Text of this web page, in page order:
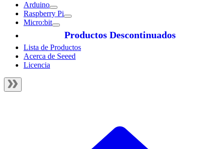
Arduino
Raspberry Pi
Micro:bit
Productos Descontinuados
Lista de Productos
Acerca de Seeed
Licencia